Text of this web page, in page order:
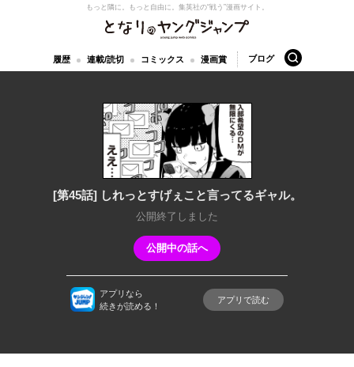
となりのヤングジャンプ
もっと隣に。もっと自由に。 集英社の“戦う”漫画サイト。
履歴 連載/読切 コミックス 漫画賞 ブログ 検索
[第45話] しれっとすげぇこと言ってるギャル。
公開終了しました
公開中の話へ
アプリなら
続きが読める！
アプリで読む